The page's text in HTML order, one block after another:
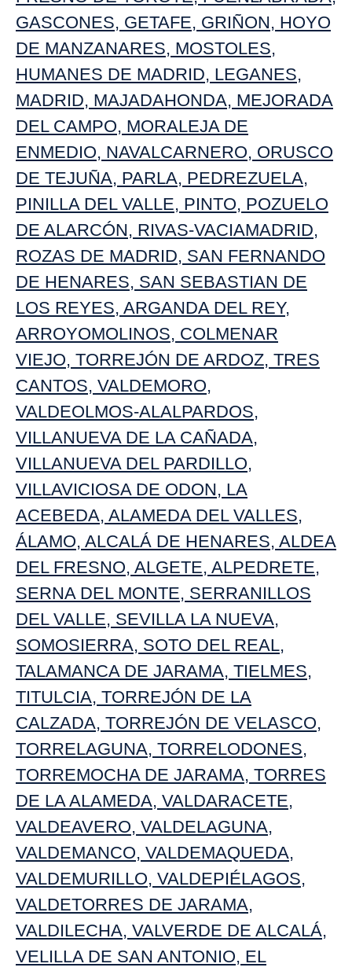
GASCONES, GETAFE, GRIÑON, HOYO
DE MANZANARES, MOSTOLES,
HUMANES DE MADRID, LEGANES,
MADRID, MAJADAHONDA, MEJORADA
DEL CAMPO, MORALEJA DE
ENMEDIO, NAVALCARNERO, ORUSCO
DE TEJUÑA, PARLA, PEDREZUELA,
PINILLA DEL VALLE, PINTO, POZUELO
DE ALARCÓN, RIVAS-VACIAMADRID,
ROZAS DE MADRID, SAN FERNANDO
DE HENARES, SAN SEBASTIAN DE
LOS REYES, ARGANDA DEL REY,
ARROYOMOLINOS, COLMENAR
VIEJO, TORREJÓN DE ARDOZ, TRES
CANTOS, VALDEMORO,
VALDEOLMOS-ALALPARDOS,
VILLANUEVA DE LA CAÑADA,
VILLANUEVA DEL PARDILLO,
VILLAVICIOSA DE ODON, LA
ACEBEDA, ALAMEDA DEL VALLES,
ÁLAMO, ALCALÁ DE HENARES, ALDEA
DEL FRESNO, ALGETE, ALPEDRETE,
SERNA DEL MONTE, SERRANILLOS
DEL VALLE, SEVILLA LA NUEVA,
SOMOSIERRA, SOTO DEL REAL,
TALAMANCA DE JARAMA, TIELMES,
TITULCIA, TORREJÓN DE LA
CALZADA, TORREJÓN DE VELASCO,
TORRELAGUNA, TORRELODONES,
TORREMOCHA DE JARAMA, TORRES
DE LA ALAMEDA, VALDARACETE,
VALDEAVERO, VALDELAGUNA,
VALDEMANCO, VALDEMAQUEDA,
VALDEMURILLO, VALDEPIÉLAGOS,
VALDETORRES DE JARAMA,
VALDILECHA, VALVERDE DE ALCALÁ,
VELILLA DE SAN ANTONIO, EL